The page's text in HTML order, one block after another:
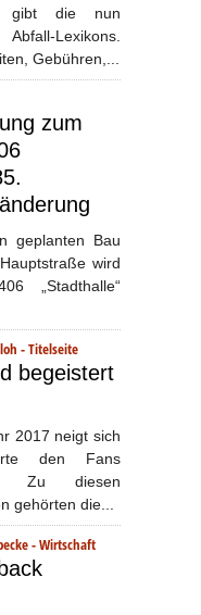
gibt die nun
Lexikons.
Gebühren,...
zum
geplanten Bau
wird
„Stadthalle“
-Titelseite
begeistert
2017 neigt sich
den Fans
Zu diesen
gehörten die...
-Wirtschaft